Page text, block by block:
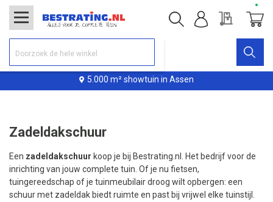
5.000 m² showtuin in Assen
Offerte
Zadeldakschuur
Een zadeldakschuur koop je bij Bestrating.nl. Het bedrijf voor de
inrichting van jouw complete tuin. Of je nu fietsen,
tuingereedschap of je tuinmeubilair droog wilt opbergen: een
schuur met zadeldak biedt ruimte en past bij vrijwel elke tuinstijl.